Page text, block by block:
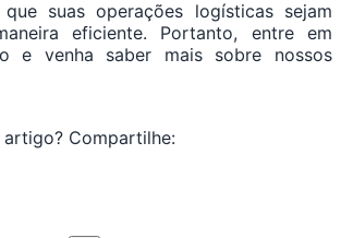
suas operações logísticas sejam
eficiente. Portanto, entre em
e venha saber mais sobre nossos
Compartilhe: